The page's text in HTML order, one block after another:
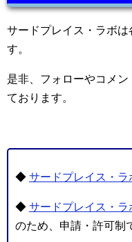
サードプレイス・ラボ
す。
是非、フォローやコメ
ております。
◆ サードプレイス・ラ
◆ サードプレイス・ラ
のため、申請・許可制